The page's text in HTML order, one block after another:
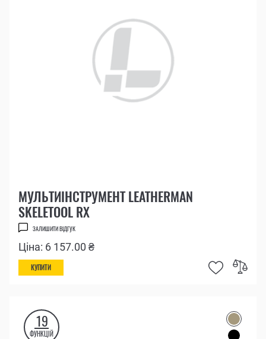
МУЛЬТИІНСТРУМЕНТ LEATHERMAN
SKELETOOL RX
ЗАЛИШИТИ ВІДГУК
Ціна: 6 157.00 ₴
КУПИТИ
19
ФУНКЦІЙ